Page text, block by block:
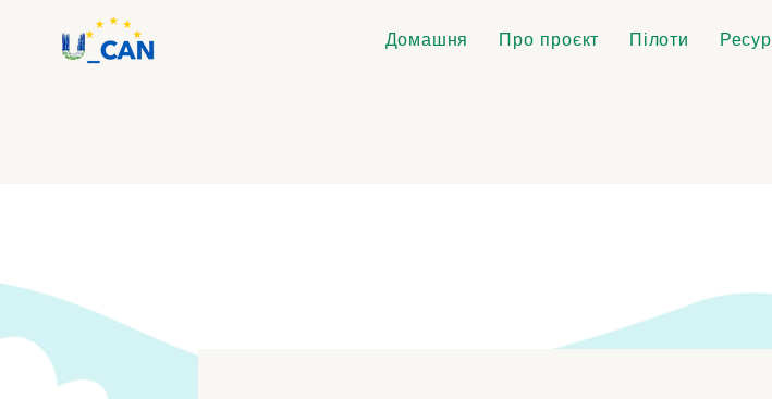
Домашня Про проєкт Пілоти